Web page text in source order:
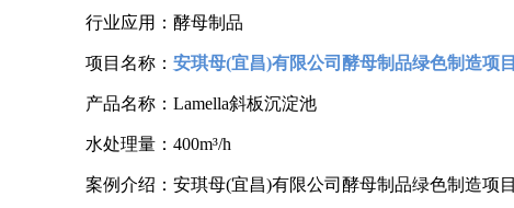
行业应用： 酵母制品
项目名称： 安琪母(宜昌)有限公司酵母制品绿色制造项目
产品名称： Lamella斜板沉淀池
水处理量： 400m³/h
案例介绍： 安琪母(宜昌)有限公司酵母制品绿色制造项目